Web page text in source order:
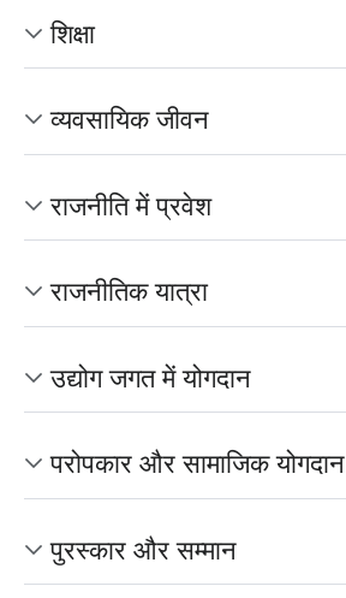
शिक्षा
व्यवसायिक जीवन
राजनीति में प्रवेश
राजनीतिक यात्रा
उद्योग जगत में योगदान
परोपकार और सामाजिक योगदान
पुरस्कार और सम्मान